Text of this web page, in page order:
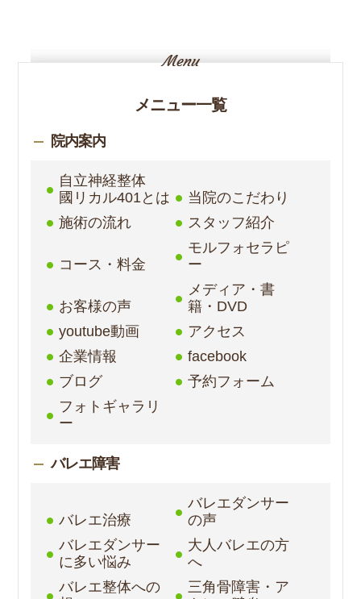
メニュー一覧
院内案内
自立神経整体
國リカル401とは
当院のこだわり
施術の流れ
スタッフ紹介
コース・料金
モルフォセラピ
ー
お客様の声
メディア・書
籍・DVD
youtube動画
アクセス
企業情報
facebook
ブログ
予約フォーム
フォトギャラリ
ー
バレエ障害
バレエ治療
バレエダンサー
の声
バレエダンサー
に多い悩み
大人バレエの方
へ
バレエ整体への
三角骨障害・ア